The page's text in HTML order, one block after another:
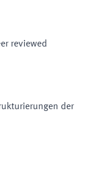
reviewed
der